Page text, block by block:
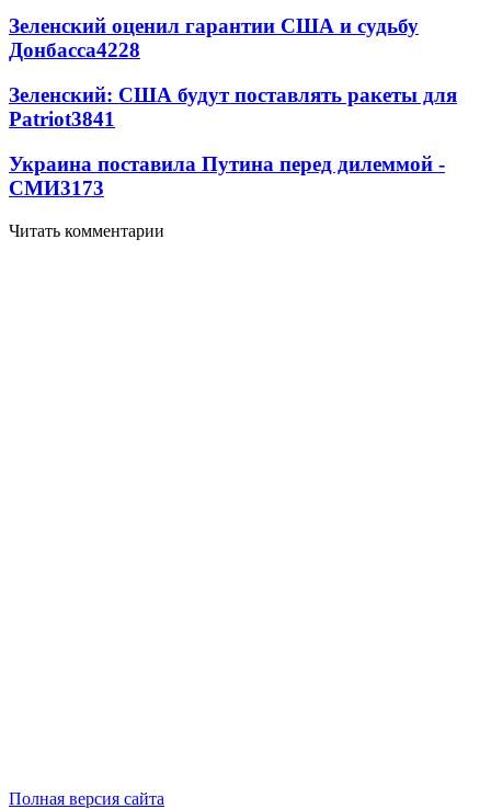
Зеленский оценил гарантии США и судьбу
Донбасса4228
Зеленский: США будут поставлять ракеты для
Patriot3841
Украина поставила Путина перед дилеммой -
СМИ3173
Читать комментарии
Полная версия сайта